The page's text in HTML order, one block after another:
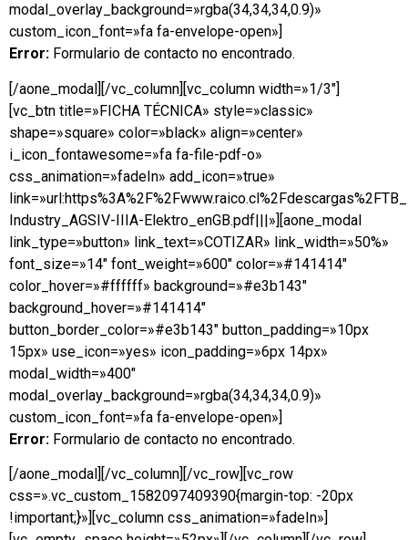
modal_overlay_background=»rgba(34,34,34,0.9)»
custom_icon_font=»fa fa-envelope-open»]
Error: Formulario de contacto no encontrado.
[/aone_modal][/vc_column][vc_column width=»1/3″]
[vc_btn title=»FICHA TÉCNICA» style=»classic»
shape=»square» color=»black» align=»center»
i_icon_fontawesome=»fa fa-file-pdf-o»
css_animation=»fadeIn» add_icon=»true»
Industry_AGSIV-IIIA-Elektro_enGB.pdf|||»][aone_modal
link_type=»button» link_text=»COTIZAR» link_width=»50%»
font_size=»14″ font_weight=»600″ color=»#141414″
color_hover=»#ffffff» background=»#e3b143″
background_hover=»#141414″
button_border_color=»#e3b143″ button_padding=»10px
15px» use_icon=»yes» icon_padding=»6px 14px»
modal_width=»400″
modal_overlay_background=»rgba(34,34,34,0.9)»
custom_icon_font=»fa fa-envelope-open»]
Error: Formulario de contacto no encontrado.
[/aone_modal][/vc_column][/vc_row][vc_row
css=».vc_custom_1582097409390{margin-top: -20px
!important;}»][vc_column css_animation=»fadeIn»]